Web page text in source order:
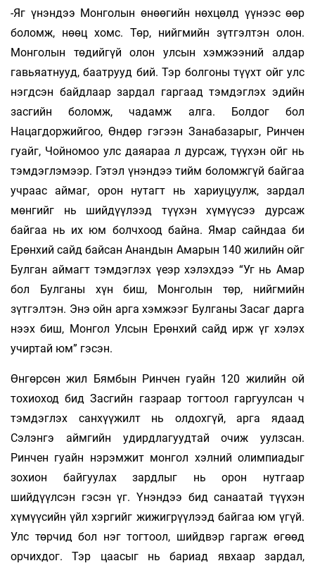
-Яг үнэндээ Монголын өнөөгийн нөхцөлд үүнээс өөр
боломж, нөөц хомс. Төр, нийгмийн зүтгэлтэн олон.
Монголын төдийгүй олон улсын хэмжээний алдар
гавьяатнууд, баатрууд бий. Тэр болгоны түүхт ойг улс
нэгдсэн байдлаар зардал гаргаад тэмдэглэх эдийн
засгийн боломж, чадамж алга. Болдог бол
Нацагдоржийгоо, Өндөр гэгээн Занабазарыг, Ринчен
гуайг, Чойномоо улс даяараа л дурсаж, түүхэн ойг нь
тэмдэглэмээр. Гэтэл үнэндээ тийм боломжгүй байгаа
учраас аймаг, орон нутагт нь хариуцуулж, зардал
мөнгийг нь шийдүүлээд түүхэн хүмүүсээ дурсаж
байгаа нь их юм болчхоод байна. Ямар сайндаа би
Ерөнхий сайд байсан Анандын Амарын 140 жилийн ойг
Булган аймагт тэмдэглэх үеэр хэлэхдээ “Уг нь Амар
бол Булганы хүн биш, Монголын төр, нийгмийн
зүтгэлтэн. Энэ ойн арга хэмжээг Булганы Засаг дарга
нээх биш, Монгол Улсын Ерөнхий сайд ирж үг хэлэх
учиртай юм” гэсэн.
Өнгөрсөн жил Бямбын Ринчен гуайн 120 жилийн ой
тохиоход бид Засгийн газраар тогтоол гаргуулсан ч
тэмдэглэх санхүүжилт нь олдохгүй, арга ядаад
Сэлэнгэ аймгийн удирд­лагуудтай очиж уулзсан.
Ринчен гуайн нэрэмжит монгол хэлний олимпиадыг
зохион байгуулах зардлыг нь орон нутгаар
шийдүүлсэн гэсэн үг. Үнэндээ бид санаатай түүхэн
хүмүүсийн үйл хэргийг жижигрүүлээд байгаа юм үгүй.
Улс төрчид бол нэг тогтоол, шийдвэр гаргаж өгөөд
орчихдог. Тэр цаасыг нь бариад явхаар зардал,